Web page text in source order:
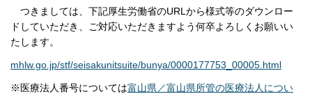
つきましては、下記厚生労働省のURLから様式等のダウンロー
ドしていただき、ご対応いただきますよう何卒よろしくお願いい
たします。
mhlw.go.jp/stf/seisakunitsuite/bunya/0000177753_00005.html
※医療法人番号については富山県／富山県所管の医療法人につい